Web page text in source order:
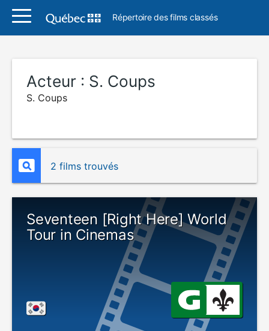
Répertoire des films classés
Acteur : S. Coups
S. Coups
2 films trouvés
Seventeen [Right Here] World
Tour in Cinemas